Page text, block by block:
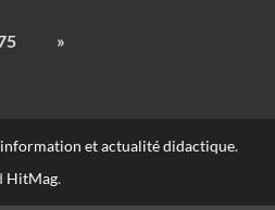
»
et actualité didactique.
HitMag.